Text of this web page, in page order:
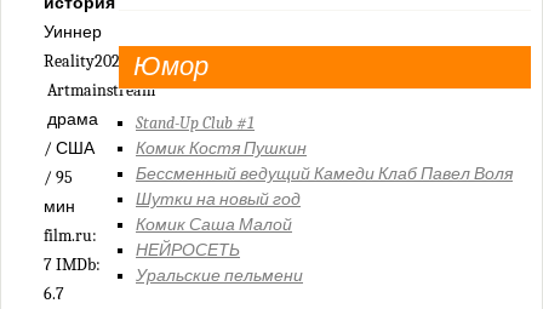
Уиннер
Reality2023
Artmainstream
драма
/ США
/ 95
мин
film.ru:
7 IMDb:
6.7
Юмор
Stand-Up Club #1
Комик Костя Пушкин
Бессменный ведущий Камеди Клаб Павел Воля
Шутки на новый год
Комик Саша Малой
НЕЙРОСЕТЬ
Уральские пельмени